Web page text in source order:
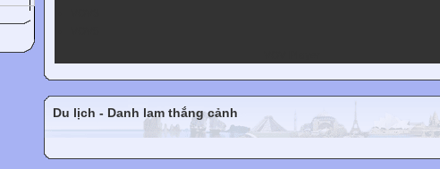
Du lịch - Danh lam thắng cảnh